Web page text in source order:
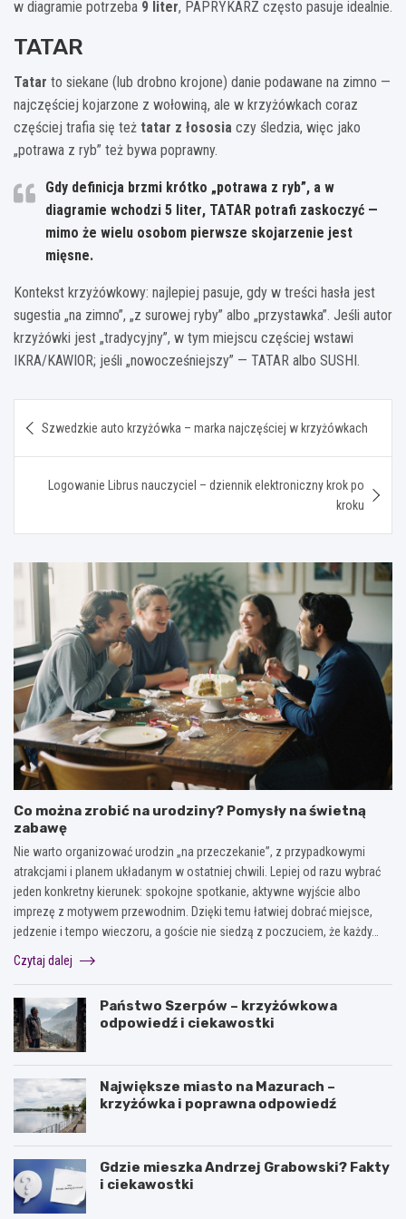
w diagramie potrzeba 9 liter, PAPRYKARZ często pasuje idealnie.
TATAR
Tatar to siekane (lub drobno krojone) danie podawane na zimno —
najczęściej kojarzone z wołowiną, ale w krzyżówkach coraz
częściej trafia się też tatar z łososia czy śledzia, więc jako
„potrawa z ryb” też bywa poprawny.
Gdy definicja brzmi krótko „potrawa z ryb”, a w
diagramie wchodzi 5 liter, TATAR potrafi zaskoczyć —
mimo że wielu osobom pierwsze skojarzenie jest
mięsne.
Kontekst krzyżówkowy: najlepiej pasuje, gdy w treści hasła jest
sugestia „na zimno”, „z surowej ryby” albo „przystawka”. Jeśli autor
krzyżówki jest „tradycyjny”, w tym miejscu częściej wstawi
IKRA/KAWIOR; jeśli „nowocześniejszy” — TATAR albo SUSHI.
wpisu
Szwedzkie auto krzyżówka – marka najczęściej w krzyżówkach
Logowanie Librus nauczyciel – dziennik elektroniczny krok po
kroku
Co można zrobić na urodziny? Pomysły na świetną
zabawę
Nie warto organizować urodzin „na przeczekanie”, z przypadkowymi
atrakcjami i planem układanym w ostatniej chwili. Lepiej od razu wybrać
jeden konkretny kierunek: spokojne spotkanie, aktywne wyjście albo
imprezę z motywem przewodnim. Dzięki temu łatwiej dobrać miejsce,
jedzenie i tempo wieczoru, a goście nie siedzą z poczuciem, że każdy…
Czytaj dalej
Państwo Szerpów – krzyżówkowa
odpowiedź i ciekawostki
Największe miasto na Mazurach –
krzyżówka i poprawna odpowiedź
Gdzie mieszka Andrzej Grabowski? Fakty
i ciekawostki